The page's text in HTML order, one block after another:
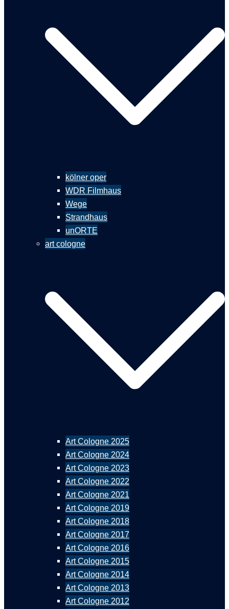
kölner oper
WDR Filmhaus
Wege
Strandhaus
unORTE
art cologne
Art Cologne 2025
Art Cologne 2024
Art Cologne 2023
Art Cologne 2022
Art Cologne 2021
Art Cologne 2019
Art Cologne 2018
Art Cologne 2017
Art Cologne 2016
Art Cologne 2015
Art Cologne 2014
Art Cologne 2013
Art Cologne 2012